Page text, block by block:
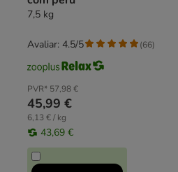
7,5 kg
PVR* 57,98 €
45,99 €
6,13 € / kg
43,69 €
Avaliar: 4.5/5 (66)